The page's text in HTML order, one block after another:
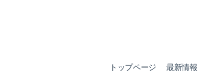
トップページ 最新情報